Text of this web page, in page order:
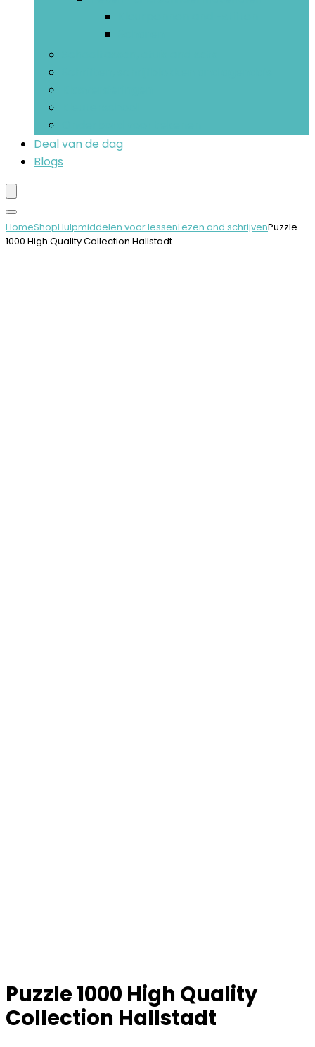
Deal van de dag
Blogs
HomeShopHulpmiddelen voor lessenLezen and schrijvenPuzzle
1000 High Quality Collection Hallstadt
Puzzle 1000 High Quality
Collection Hallstadt